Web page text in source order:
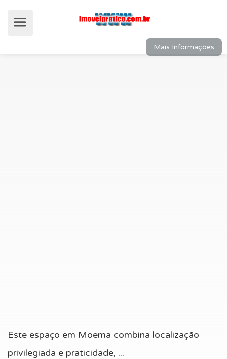
Este espaço em Moema combina localização
privilegiada e praticidade, ...
Mais Informações